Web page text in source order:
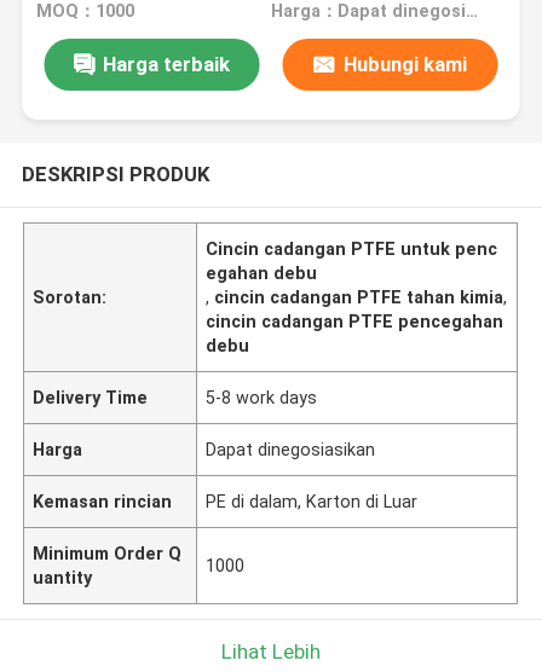
MOQ：1000 Harga：Dapat dinegosiasikan
Harga terbaik Hubungi kami
DESKRIPSI PRODUK
Sorotan:
Cincin cadangan PTFE untuk penc
egahan debu
, cincin cadangan PTFE tahan kimia,
cincin cadangan PTFE pencegahan
debu
Delivery Time 5-8 work days
Harga Dapat dinegosiasikan
Kemasan rincian PE di dalam, Karton di Luar
Minimum Order Q
uantity
1000
Lihat Lebih